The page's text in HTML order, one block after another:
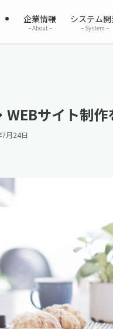
企業情報
– About –
システム
– System –
WEBサイト制
月24日